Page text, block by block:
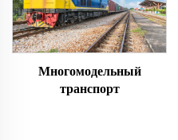
Многомодельный
транспорт